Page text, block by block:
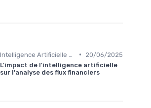
•
20/06/2025
L'impact de l'intelligence artificielle
sur l'analyse des flux financiers